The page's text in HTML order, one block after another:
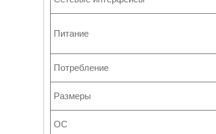
Питание
Потребление
Размеры
ОС